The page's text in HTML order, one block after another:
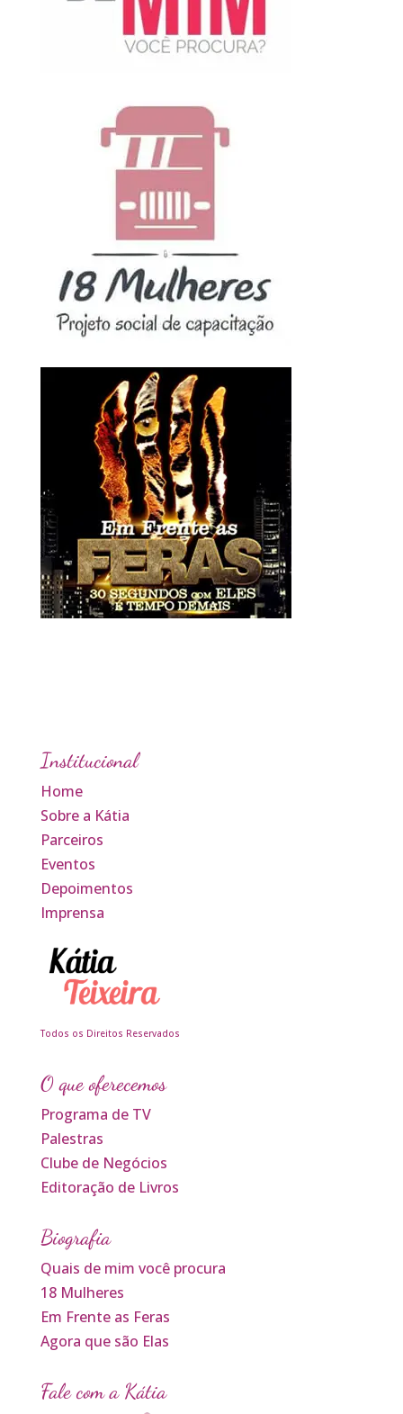
Institucional
Home
Sobre a Kátia
Parceiros
Eventos
Depoimentos
Imprensa
Todos os Direitos Reservados
O que oferecemos
Programa de TV
Palestras
Clube de Negócios
Editoração de Livros
Biografia
Quais de mim você procura
18 Mulheres
Em Frente as Feras
Agora que são Elas
Fale com a Kátia